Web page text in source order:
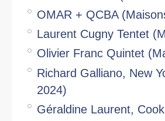
OMAR + QCBA
Laurent Cugny Tentet
Olivier Franc Quintet
Richard Galliano, New
2024)
Géraldine Laurent,